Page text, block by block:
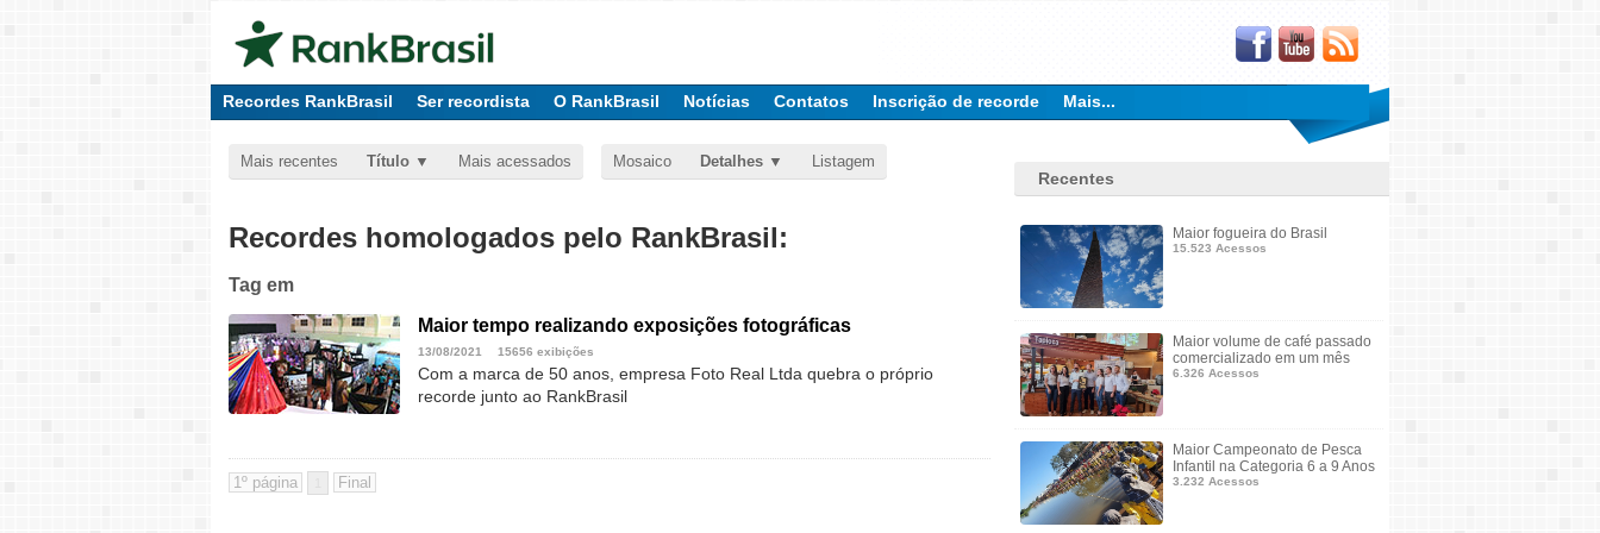
Recordes RankBrasil Ser recordista O RankBrasil Notícias Contatos Inscrição de recorde Mais...
Mais recentes Título Mais acessados Mosaico Detalhes Listagem
Recordes homologados pelo RankBrasil:
Tag em
Maior tempo realizando exposições fotográficas
13/08/2021 15656 exibições
Com a marca de 50 anos, empresa Foto Real Ltda quebra o próprio
recorde junto ao RankBrasil
Recentes
Maior fogueira do Brasil
15.523 Acessos
Maior volume de café passado
comercializado em um mês
6.326 Acessos
Maior Campeonato de Pesca
Infantil na Categoria 6 a 9 Anos
3.232 Acessos